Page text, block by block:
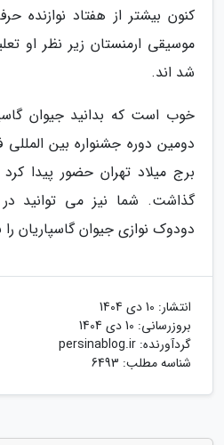
کنون بیشتر از هفتاد نوازنده
موسیقی ارمنستان زیر نظر او
شد اند.
خوب است که بدانید جیوان
دومین دوره جشنواره بین
برج میلاد تهران حضور پیدا
گذاشت. شما نیز می توانید
دودوک نوازی جیوان گاسپاریان را
انتشار: 10 دی 1404
بروزرسانی: 10 دی 1404
گردآورنده: persinablog.ir
شناسه مطلب: 6493